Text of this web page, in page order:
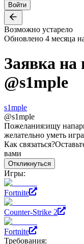
Войти
Возможно устарело
Обновлено 4 месяца
Заявка на
@s1mple
s1mple
@s1mple
Пожелания:ищу
желательно уметь
Как связаться?
вами
Откликнуться
Игры:
Fortnite
Counter-Strike 2
Fortnite
Требования: